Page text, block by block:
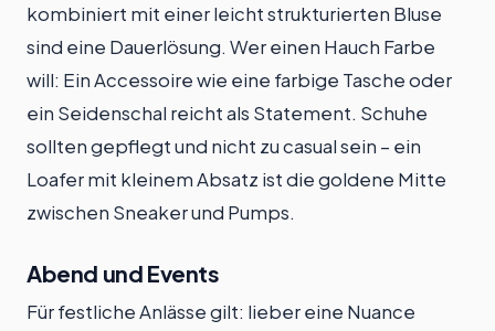
kombiniert mit einer leicht strukturierten Bluse
sind eine Dauerlösung. Wer einen Hauch Farbe
will: Ein Accessoire wie eine farbige Tasche oder
ein Seidenschal reicht als Statement. Schuhe
sollten gepflegt und nicht zu casual sein – ein
Loafer mit kleinem Absatz ist die goldene Mitte
zwischen Sneaker und Pumps.
Abend und Events
Für festliche Anlässe gilt: lieber eine Nuance